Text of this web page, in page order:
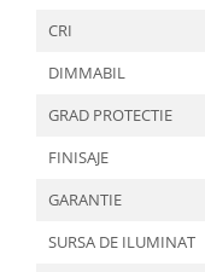
CRI
DIMMABIL
GRAD PROTECTIE
FINISAJE
GARANTIE
SURSA DE ILUMINAT